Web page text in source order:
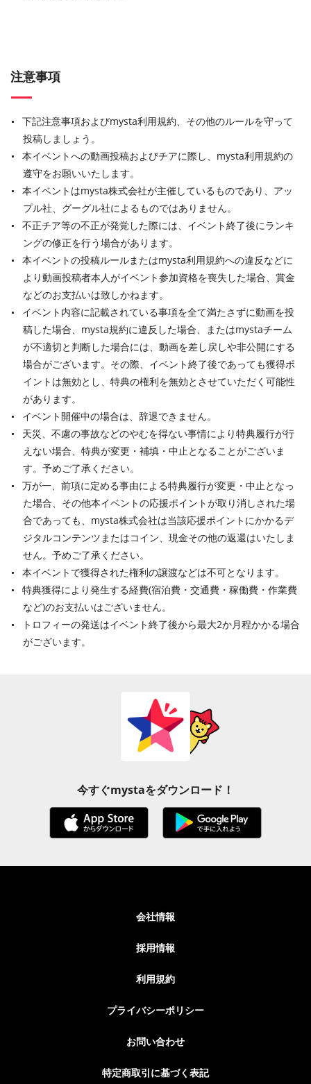
注意事項
下記注意事項およびmysta利用規約、その他のルールを守って
投稿しましょう。
本イベントへの動画投稿およびチアに際し、mysta利用規約の
遵守をお願いいたします。
本イベントはmysta株式会社が主催しているものであり、アッ
プル社、グーグル社によるものではありません。
不正チア等の不正が発覚した際には、イベント終了後にランキ
ングの修正を行う場合があります。
本イベントの投稿ルールまたはmysta利用規約への違反などに
より動画投稿者本人がイベント参加資格を喪失した場合、賞金
などのお支払いは致しかねます。
イベント内容に記載されている事項を全て満たさずに動画を投
稿した場合、mysta規約に違反した場合、またはmystaチーム
が不適切と判断した場合には、動画を差し戻しや非公開にする
場合がございます。その際、イベント終了後であっても獲得ポ
イントは無効とし、特典の権利を無効とさせていただく可能性
があります。
イベント開催中の場合は、辞退できません。
天災、不慮の事故などのやむを得ない事情により特典履行が行
えない場合、特典が変更・補填・中止となることがございま
す。予めご了承ください。
万が一、前項に定める事由による特典履行が変更・中止となっ
た場合、その他本イベントの応援ポイントが取り消しされた場
合であっても、mysta株式会社は当該応援ポイントにかかるデ
ジタルコンテンツまたはコイン、現金その他の返還はいたしま
せん。予めご了承ください。
本イベントで獲得された権利の譲渡などは不可となります。
特典獲得により発生する経費(宿泊費・交通費・稼働費・作業費
など)のお支払いはございません。
トロフィーの発送はイベント終了後から最大2か月程かかる場合
がございます。
今すぐmystaをダウンロード！
会社情報
採用情報
利用規約
プライバシーポリシー
お問い合わせ
特定商取引に基づく表記